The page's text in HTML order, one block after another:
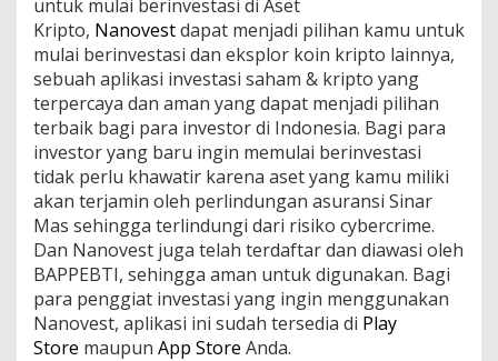
untuk mulai berinvestasi di Aset
Kripto, Nanovestdapat menjadi pilihan kamu untuk
mulai berinvestasi dan eksplor koin kripto lainnya,
sebuah aplikasi investasi saham & kripto yang
terpercaya dan aman yang dapat menjadi pilihan
terbaik bagi para investor di Indonesia. Bagi para
investor yang baru ingin memulai berinvestasi
tidak perlu khawatir karena aset yang kamu miliki
akan terjamin oleh perlindungan asuransi Sinar
Mas sehingga terlindungi dari risiko cybercrime.
Dan Nanovest juga telah terdaftar dan diawasi oleh
BAPPEBTI, sehingga aman untuk digunakan. Bagi
para penggiat investasi yang ingin menggunakan
Nanovest, aplikasi ini sudah tersedia di Play
Store maupun App Store Anda.